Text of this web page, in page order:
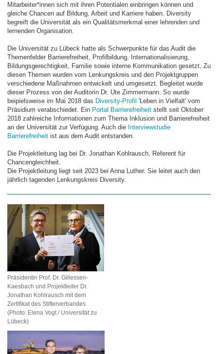
Mitarbeiter*innen sich mit ihren Potentialen einbringen können und
gleiche Chancen auf Bildung, Arbeit und Karriere haben. Diversity
begreift die Universität als ein Qualitätsmerkmal einer lehrenden und
lernenden Organisation.
Die Universität zu Lübeck hatte als Schwerpunkte für das Audit die
Themenfelder Barrierefreiheit, Profilbildung, Internationalisierung,
Bildungsgerechtigkeit, Familie sowie interne Kommunikation gesetzt. Zu
diesen Themen wurden vom Lenkungskreis und den Projektgruppen
verschiedene Maßnahmen entwickelt und umgesetzt. Begleitet wurde
dieser Prozess von der Auditorin Dr. Ute Zimmermann. So wurde
beipielsweise im Mai 2018 das Diversity-Profil 'Leben in Vielfalt' vom
Präsidium verabschiedet. Ein Portal Barrierefreiheit stellt seit Oktober
2018 zahlreiche Informationen zum Thema Inklusion und Barrierefreiheit
an der Universität zur Verfügung. Auch die Interviewstudie
Barrierefreiheit ist aus dem Audit entstanden.
Die Projektleitung lag bei Dr. Jonathan Kohlrausch, Referent für
Chancengleichheit.
Die Projektleitung liegt seit 2023 bei Anna Luther. Sie leitet auch den
jährlich tagenden Lenkungskreis Diversity.
Präsidentin Prof. Dr. Gillessen-
Kaesbach und Projektleiter Dr.
Jonathan Kohlrausch mit dem
Zertifikat des Stifterverbandes
(Photo: Elena Vogt / Universität zu
Lübeck)